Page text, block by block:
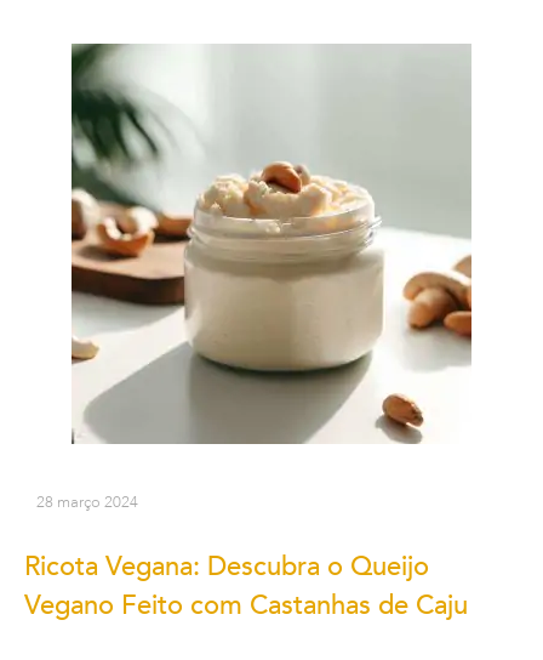
28 março 2024
Ricota Vegana: Descubra o Queijo
Vegano Feito com Castanhas de Caju